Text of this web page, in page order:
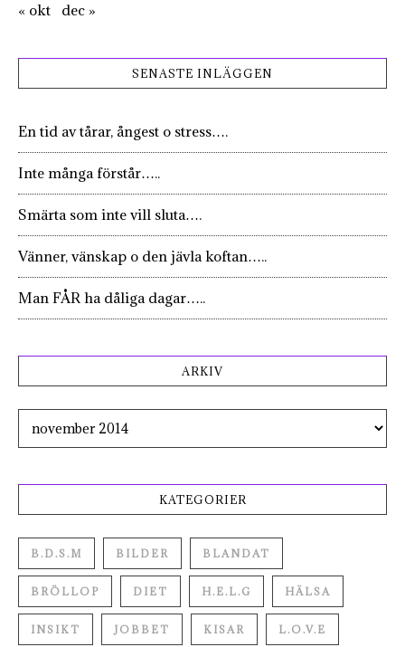
« okt dec »
SENASTE INLÄGGEN
En tid av tårar, ångest o stress….
Inte många förstår…..
Smärta som inte vill sluta….
Vänner, vänskap o den jävla koftan…..
Man FÅR ha dåliga dagar…..
ARKIV
KATEGORIER
B.D.S.M BILDER BLANDAT
BRÖLLOP DIET H.E.L.G HÄLSA
INSIKT JOBBET KISAR L.O.V.E